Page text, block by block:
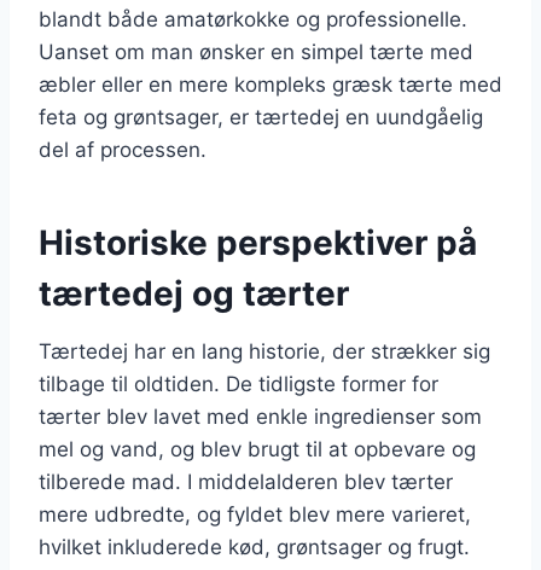
blandt både amatørkokke og professionelle.
Uanset om man ønsker en simpel tærte med
æbler eller en mere kompleks græsk tærte med
feta og grøntsager, er tærtedej en uundgåelig
del af processen.
Historiske perspektiver på
tærtedej og tærter
Tærtedej har en lang historie, der strækker sig
tilbage til oldtiden. De tidligste former for
tærter blev lavet med enkle ingredienser som
mel og vand, og blev brugt til at opbevare og
tilberede mad. I middelalderen blev tærter
mere udbredte, og fyldet blev mere varieret,
hvilket inkluderede kød, grøntsager og frugt.